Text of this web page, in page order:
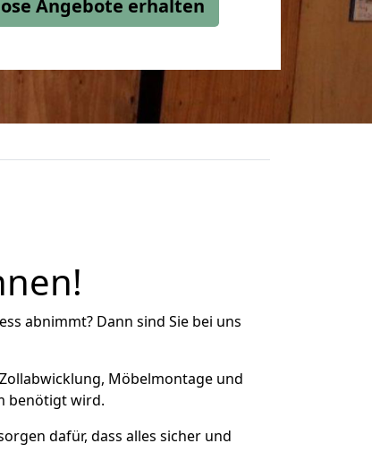
Angebote erhalten
abnimmt? Dann sind Sie bei uns
Möbelmontage und
benötigt wird.
dafür, dass alles sicher und